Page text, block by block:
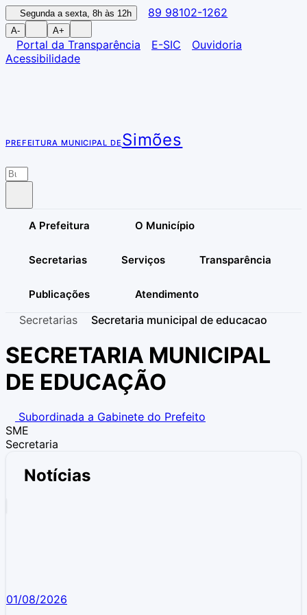
Segunda a sexta, 8h às 12h 89 98102-1262
A- A+
Portal da Transparência E-SIC
Ouvidoria
Acessibilidade
PREFEITURA MUNICIPAL DE Simões
A Prefeitura O Município
Secretarias Serviços Transparência
Publicações Atendimento
Secretarias Secretaria municipal de educacao
SECRETARIA MUNICIPAL
DE EDUCAÇÃO
Subordinada a Gabinete do Prefeito
SME
Secretaria
Notícias
01/08/2026